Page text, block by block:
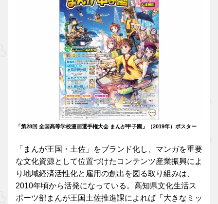
「第28回 全国高等学校漫画選手権大会 まんが甲子園」（2019年）ポスター
「まんが王国・土佐」をブランド化し、マンガを重要
な文化資源として位置づけたコンテンツ産業振興によ
り地域経済活性化と雇用の創出を図る取り組みは、
2010年頃から活発になっている。高知県文化生活ス
ポーツ部まんが王国土佐推進課によれば「大きなミッ